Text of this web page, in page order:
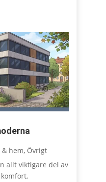
& hem, Övrigt
allt viktigare del av